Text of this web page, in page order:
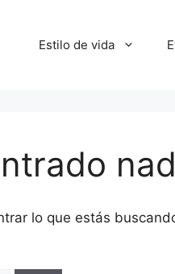
Estilo de vida
lo que estás